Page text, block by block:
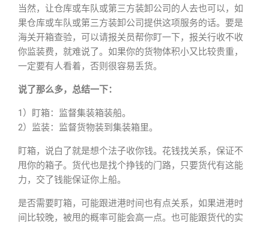
当然，让仓库或车队或第三方装卸公司的人去也可以，如
果仓库或车队或第三方装卸公司提供这项服务的话。要是
海关开箱查验，可以请报关员帮你盯一下，报关行收不收
你监装费，就难说了。如果你的货物体积小又比较贵重，
一定要有人看着，否则很容易丢货。
说了那么多，总结一下：
1）盯箱：监督集装箱装船。
2）监装：监督货物装到集装箱里。
盯箱，说白了就是想个法子收你钱。花钱找关系，保证不
甩你的箱子。货代也是找个挣钱的门路，只要货代有这能
力，交了钱能保证你上船。
是否需要盯箱，可能跟进港时间也有点关系，如果进港时
间比较晚，被甩的概率可能会高一点。也可能跟货代的实